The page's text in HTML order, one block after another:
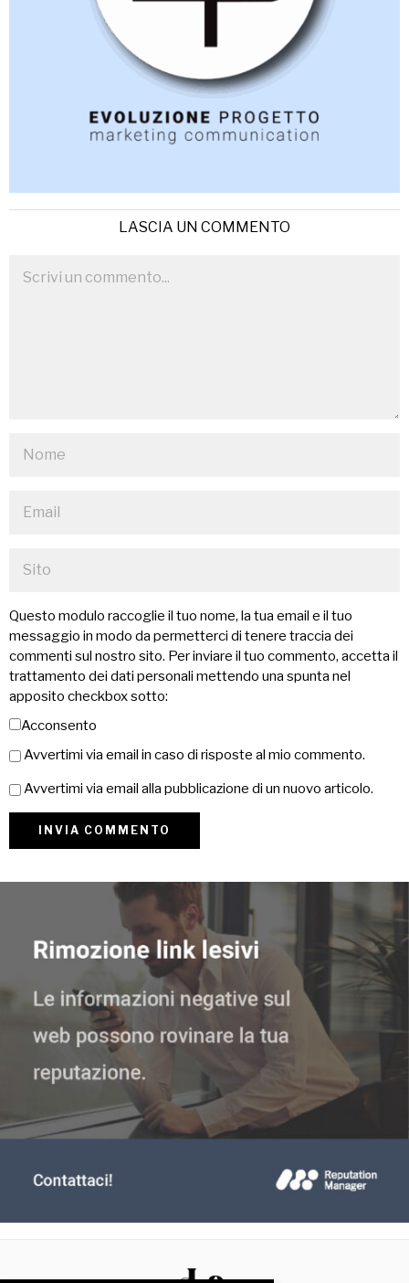
LASCIA UN COMMENTO
Questo modulo raccoglie il tuo nome, la tua email e il tuo
messaggio in modo da permetterci di tenere traccia dei
commenti sul nostro sito. Per inviare il tuo commento, accetta il
trattamento dei dati personali mettendo una spunta nel
apposito checkbox sotto:
Acconsento
Avvertimi via email in caso di risposte al mio commento.
Avvertimi via email alla pubblicazione di un nuovo articolo.